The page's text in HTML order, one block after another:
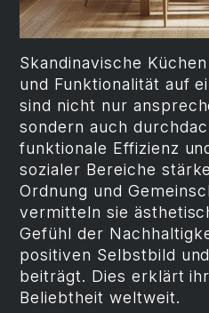
Skandinavische
und Funktionalität auf
sind nicht nur
sondern auch
funktionale Effizienz
sozialer Bereiche
Ordnung und
vermitteln sie
Gefühl der
positiven Selbstbild
beiträgt. Dies erklärt
Beliebtheit weltweit.